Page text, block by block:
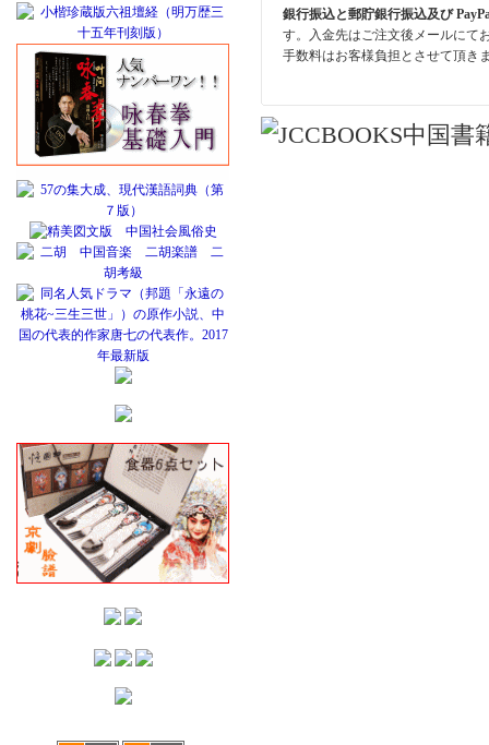
銀行振込と郵貯銀行振込及び
す。入金先はご注文後メールにて
手数料はお客様負担とさせて頂き